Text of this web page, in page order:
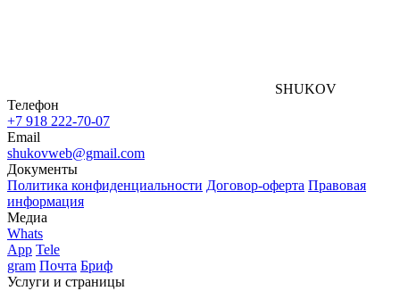
SHUKOV
Телефон
+7 918 222-70-07
Email
shukovweb@gmail.com
Документы
Политика конфиденциальности Договор-оферта Правовая
информация
Медиа
Whats
App Tele
gram Почта Бриф
Услуги и страницы